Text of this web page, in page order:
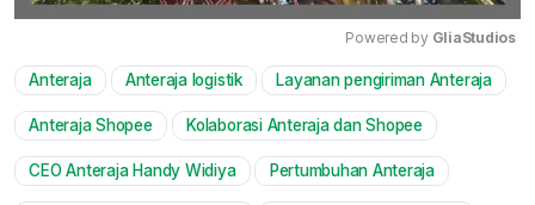
Mute
Powered by GliaStudios
Anteraja Anteraja logistik Layanan pengiriman Anteraja
Anteraja Shopee Kolaborasi Anteraja dan Shopee
CEO Anteraja Handy Widiya Pertumbuhan Anteraja